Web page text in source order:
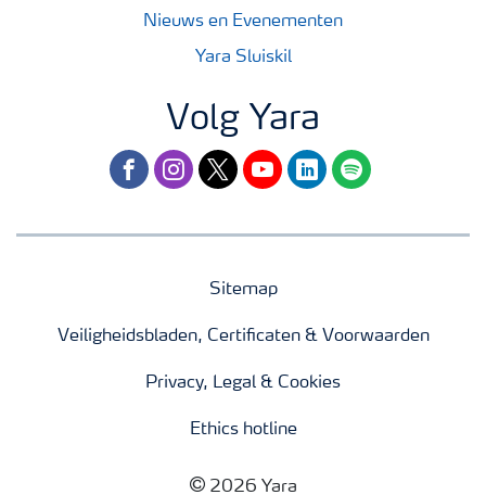
Nieuws en Evenementen
Yara Sluiskil
Volg Yara
facebookinstagram
twitteryoutubelinkedinspotify
Sitemap
Veiligheidsbladen, Certificaten & Voorwaarden
Privacy, Legal & Cookies
Ethics hotline
2026 Yara